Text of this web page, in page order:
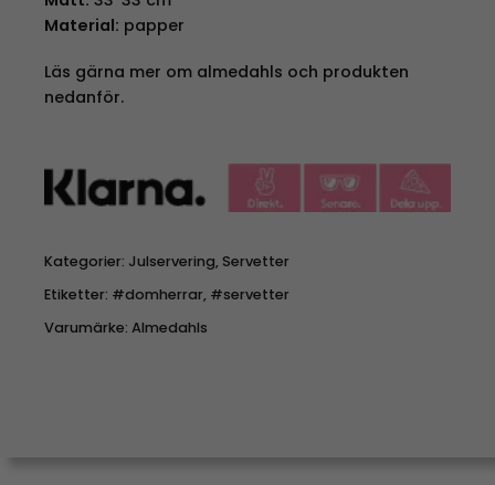
Material: papper
Läs gärna mer om almedahls och produkten
nedanför.
Kategorier: Julservering,Servetter
Etiketter: #domherrar, #servetter
Varumärke: Almedahls